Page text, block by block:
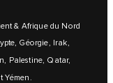
& Afrique du Nord
Géorgie, Irak,
Palestine, Qatar,
Yémen.